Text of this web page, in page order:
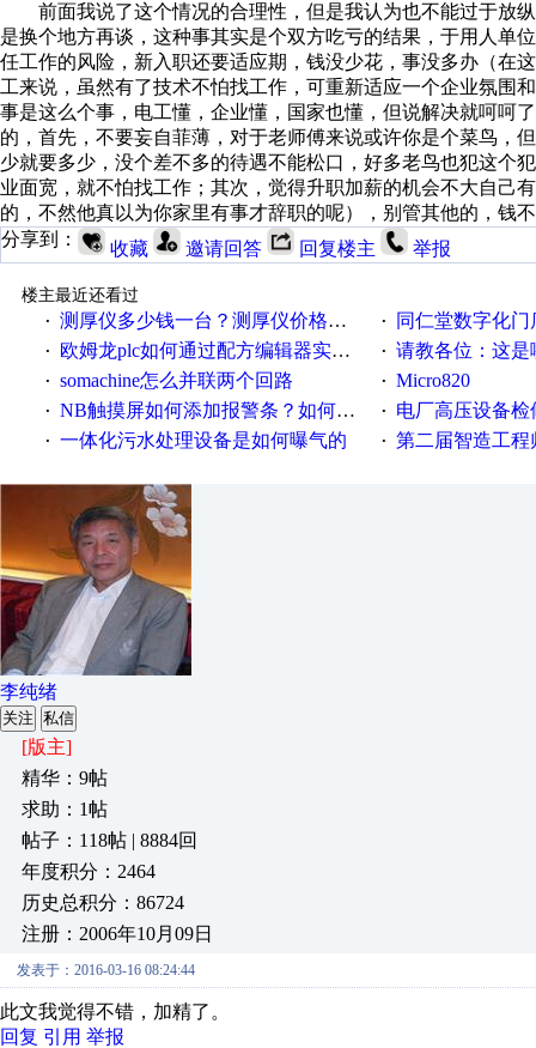
前面我说了这个情况的合理性，但是我认为也不能过于放
是换个地方再谈，这种事其实是个双方吃亏的结果，于用人单
任工作的风险，新入职还要适应期，钱没少花，事没多办（在
工来说，虽然有了技术不怕找工作，可重新适应一个企业氛围
事是这么个事，电工懂，企业懂，国家也懂，但说解决就呵呵
的，首先，不要妄自菲薄，对于老师傅来说或许你是个菜鸟，
少就要多少，没个差不多的待遇不能松口，好多老鸟也犯这个
业面宽，就不怕找工作；其次，觉得升职加薪的机会不大自己
的，不然他真以为你家里有事才辞职的呢），别管其他的，钱
分享到：
收藏 邀请回答 回复楼主 举报
楼主最近还看过
· 测厚仪多少钱一台？测厚仪价格多少？ · 同仁堂数字化门店
· 欧姆龙plc如何通过配方编辑器实现NB配方功能？ · 请教各位：这是
· somachine怎么并联两个回路 · Micro820
· NB触摸屏如何添加报警条？如何登陆报警信息？ · 电厂高压设备
· 一体化污水处理设备是如何曝气的 · 第二届智造工程师节
李纯绪
关注 私信
[版主]
精华：9帖
求助：1帖
帖子：118帖 | 8884回
年度积分：2464
历史总积分：86724
注册：2006年10月09日
发表于：2016-03-16 08:24:44
此文我觉得不错，加精了。
回复 引用 举报